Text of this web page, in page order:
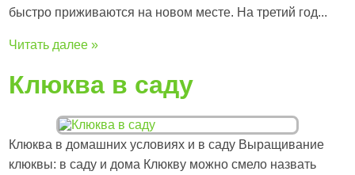
быстро приживаются на новом месте. На третий год...
Читать далее »
Клюква в саду
Клюква в домашних условиях и в саду Выращивание
клюквы: в саду и дома Клюкву можно смело назвать